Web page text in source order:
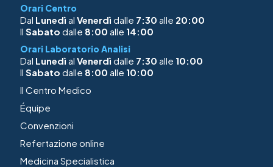
Orari Centro
Dal Lunedì al Venerdì dalle 7:30 alle 20:00
Il Sabato dalle 8:00 alle 14:00
Orari Laboratorio Analisi
Dal Lunedì al Venerdì dalle 7:30 alle 10:00
Il Sabato dalle 8:00 alle 10:00
Il Centro Medico
Équipe
Convenzioni
Refertazione online
Medicina Specialistica